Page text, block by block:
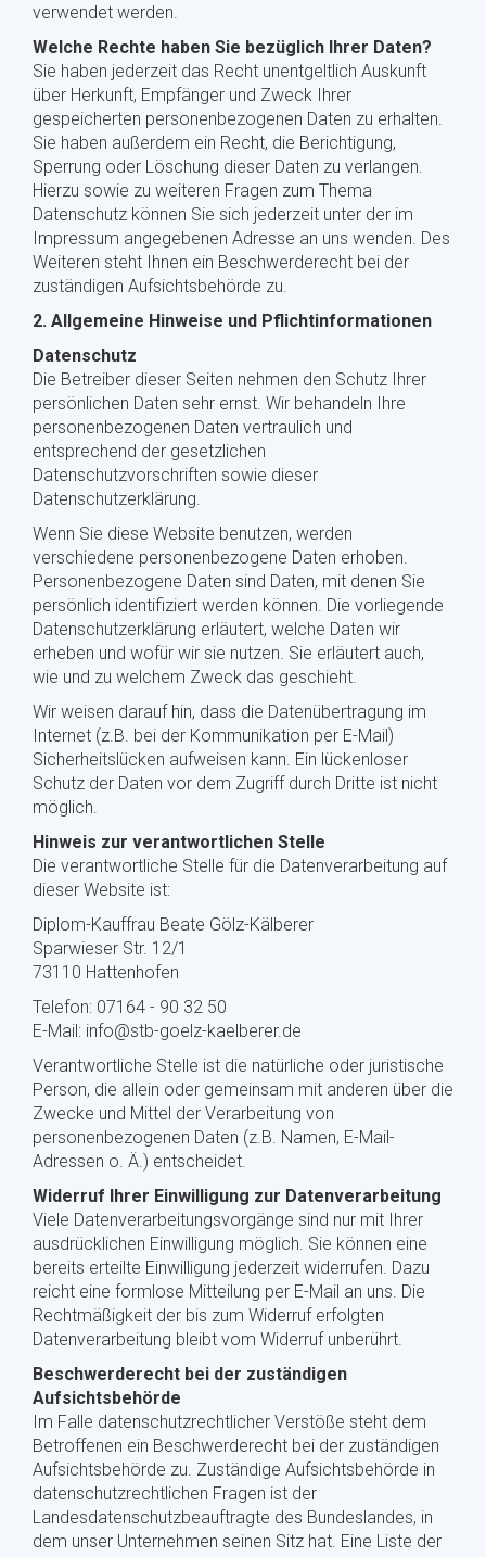
verwendet werden.
Welche Rechte haben Sie bezüglich Ihrer Daten?
Sie haben jederzeit das Recht unentgeltlich Auskunft
über Herkunft, Empfänger und Zweck Ihrer
gespeicherten personenbezogenen Daten zu erhalten.
Sie haben außerdem ein Recht, die Berichtigung,
Sperrung oder Löschung dieser Daten zu verlangen.
Hierzu sowie zu weiteren Fragen zum Thema
Datenschutz können Sie sich jederzeit unter der im
Impressum angegebenen Adresse an uns wenden. Des
Weiteren steht Ihnen ein Beschwerderecht bei der
zuständigen Aufsichtsbehörde zu.
2. Allgemeine Hinweise und Pflichtinformationen
Datenschutz
Die Betreiber dieser Seiten nehmen den Schutz Ihrer
persönlichen Daten sehr ernst. Wir behandeln Ihre
personenbezogenen Daten vertraulich und
entsprechend der gesetzlichen
Datenschutzvorschriften sowie dieser
Datenschutzerklärung.
Wenn Sie diese Website benutzen, werden
verschiedene personenbezogene Daten erhoben.
Personenbezogene Daten sind Daten, mit denen Sie
persönlich identifiziert werden können. Die vorliegende
Datenschutzerklärung erläutert, welche Daten wir
erheben und wofür wir sie nutzen. Sie erläutert auch,
wie und zu welchem Zweck das geschieht.
Wir weisen darauf hin, dass die Datenübertragung im
Internet (z.B. bei der Kommunikation per E-Mail)
Sicherheitslücken aufweisen kann. Ein lückenloser
Schutz der Daten vor dem Zugriff durch Dritte ist nicht
möglich.
Hinweis zur verantwortlichen Stelle
Die verantwortliche Stelle für die Datenverarbeitung auf
dieser Website ist:
Diplom-Kauffrau Beate Gölz-Kälberer
Sparwieser Str. 12/1
73110 Hattenhofen
Telefon: 07164 - 90 32 50
E-Mail: info@stb-goelz-kaelberer.de
Verantwortliche Stelle ist die natürliche oder juristische
Person, die allein oder gemeinsam mit anderen über die
Zwecke und Mittel der Verarbeitung von
personenbezogenen Daten (z.B. Namen, E-Mail-
Adressen o. Ä.) entscheidet.
Widerruf Ihrer Einwilligung zur Datenverarbeitung
Viele Datenverarbeitungsvorgänge sind nur mit Ihrer
ausdrücklichen Einwilligung möglich. Sie können eine
bereits erteilte Einwilligung jederzeit widerrufen. Dazu
reicht eine formlose Mitteilung per E-Mail an uns. Die
Rechtmäßigkeit der bis zum Widerruf erfolgten
Datenverarbeitung bleibt vom Widerruf unberührt.
Beschwerderecht bei der zuständigen
Aufsichtsbehörde
Im Falle datenschutzrechtlicher Verstöße steht dem
Betroffenen ein Beschwerderecht bei der zuständigen
Aufsichtsbehörde zu. Zuständige Aufsichtsbehörde in
datenschutzrechtlichen Fragen ist der
Landesdatenschutzbeauftragte des Bundeslandes, in
dem unser Unternehmen seinen Sitz hat. Eine Liste der